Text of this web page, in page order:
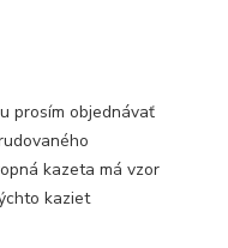
prosím objednávať
kazeta má vzor
kaziet